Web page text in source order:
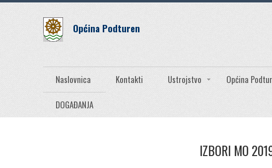
Općina Podturen
Naslovnica Kontakti Ustrojstvo Općina
DOGAĐANJA
IZBORI MO